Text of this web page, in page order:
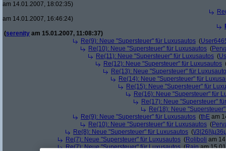
am 14.01.2007, 18:02:35)
am 14.01.2007, 16:46:24)
(serenity am 15.01.2007, 11:08:37)
Re(9): Neue "Supersteuer" für Luxusautos (
Re(10): Neue "Supersteuer" für Luxusautos (
Re(11): Neue "Supersteuer" für Luxusautos (
Re(12): Neue "Supersteuer" für Luxusautos
Re(13): Neue "Supersteuer" für
Re(14): Neue "Supersteuer" für
Re(15): Neue "Supersteuer" für
Re(16): Neue "Supersteuer" für
Re(17): Neue "Supersteuer"
Re(18): Neue
Re(9): Neue "Supersteuer" für Luxusautos (thE am
Re(10): Neue "Supersteuer" für Luxusautos (
Re(8): Neue "Supersteuer" für Luxusautos (\/
Re(7): Neue "Supersteuer" für Luxusautos (Roliboli am
Re(7): Neue "Supersteuer" für Luxusautos(Rainam